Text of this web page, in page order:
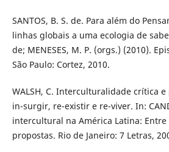
SANTOS, B. S. de. Para além do
linhas globais a uma ecologia de
de; MENESES, M. P. (orgs.) (2010).
São Paulo: Cortez, 2010.
WALSH, C. Interculturalidade crítica
in-surgir, re-existir e re-viver. In:
intercultural na América Latina: Entre
propostas. Rio de Janeiro: 7 Letras,